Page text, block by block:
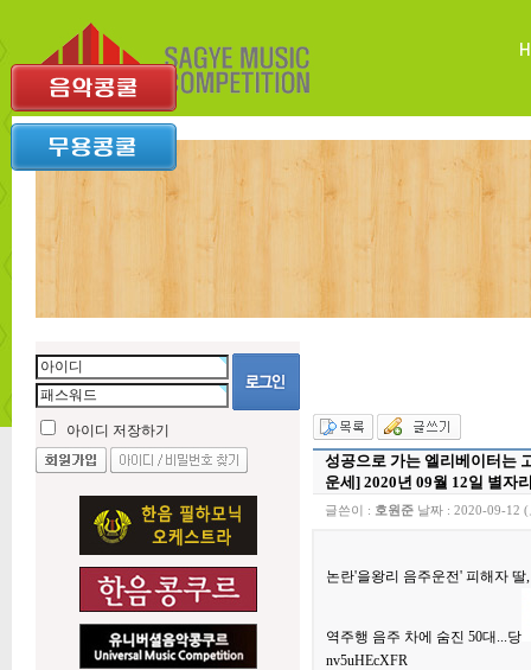
아이디 저장하기
성공으로 가는 엘리베이터는
운세] 2020년 09월 12일 별자
글쓴이 : 호원준날짜 : 2020-09-12
논란'을왕리 음주운전' 피해자
역주행 음주 차에 숨진 50대...당
nv5uHEcXFR